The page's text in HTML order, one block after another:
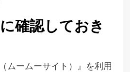
確認しておき
ムームーサイト）』を利用